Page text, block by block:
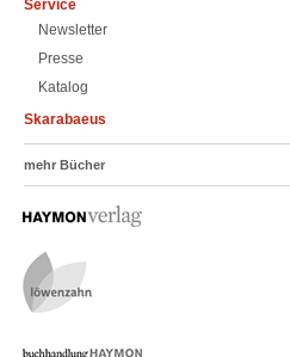
Service
Newsletter
Presse
Katalog
Skarabaeus
mehr Bücher